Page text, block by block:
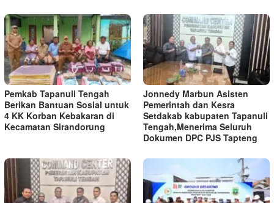
Pemkab Tapanuli Tengah
Berikan Bantuan Sosial untuk
4 KK Korban Kebakaran di
Kecamatan Sirandorung
Jonnedy Marbun Asisten
Pemerintah dan Kesra
Setdakab kabupaten Tapanuli
Tengah,Menerima Seluruh
Dokumen DPC PJS Tapteng